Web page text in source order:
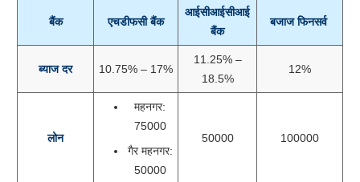
बैंक एचडीफसी बैंक
आईसीआईसीआई
बैंक
बजाज फिनसर्व
ब्याज दर 10.75% – 17%
11.25% –
18.5%
12%
लोन
महनगर:
75000
गैर महनगर:
50000
50000 100000